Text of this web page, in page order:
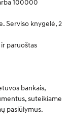
Serviso knygelė, 2
paruoštas
bankais,
suteikiame
pasiūlymus.